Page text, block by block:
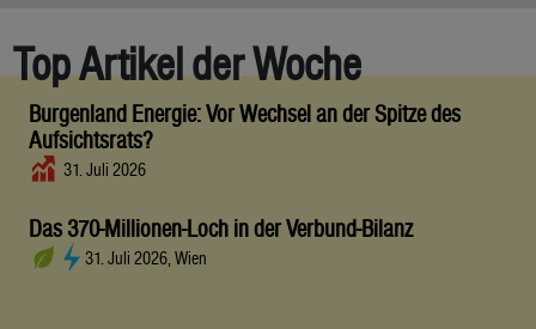
Top Artikel der Woche
Burgenland Energie: Vor Wechsel an der Spitze des
Aufsichtsrats?
31. Juli 2026
Das 370-Millionen-Loch in der Verbund-Bilanz
31. Juli 2026, Wien